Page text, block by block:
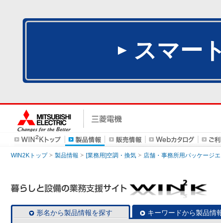
スマー
WIN2Kトップ 製品情報 [業務用]空調・換気 店舗・事務所用パッケージ
形名から製品情報を探す キーワードから製品情